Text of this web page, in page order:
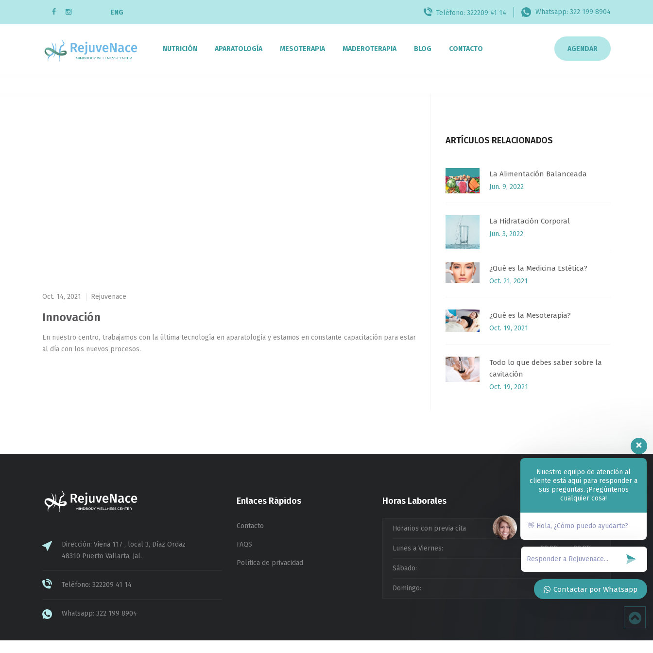
ENG Teléfono: 322209 41 14 Whatsapp: 322 199 8904
NUTRICIÓN APARATOLOGÍA MESOTERAPIA MADEROTERAPIA BLOG CONTACTO AGENDAR
Oct. 14, 2021 Rejuvenace
Innovación
En nuestro centro, trabajamos con la última tecnología en aparatología y estamos en constante capacitación para estar
al día con los nuevos procesos.
ARTÍCULOS RELACIONADOS
La Alimentación Balanceada
Jun. 9, 2022
La Hidratación Corporal
Jun. 3, 2022
¿Qué es la Medicina Estética?
Oct. 21, 2021
¿Qué es la Mesoterapia?
Oct. 19, 2021
Todo lo que debes saber sobre la
cavitación
Oct. 19, 2021
Nuestro equipo de atención al
cliente está aquí para responder a
sus preguntas. ¡Pregúntenos
cualquier cosa!
👋 Hola, ¿Cómo puedo ayudarte?
Contactar por Whatsapp
Dirección: Viena 117 , local 3, Díaz Ordaz
48310 Puerto Vallarta, Jal.
Teléfono: 322209 41 14
Whatsapp: 322 199 8904
Enlaces Rápidos
Contacto
FAQS
Política de privacidad
Horas Laborales
Horarios con previa cita
Lunes a Viernes: 09:00am a 20:00pm
Sábado:
Domingo: Cerrado